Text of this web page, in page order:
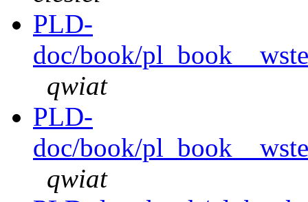
PLD-
doc/book/
qwiat
PLD-
doc/book/
qwiat